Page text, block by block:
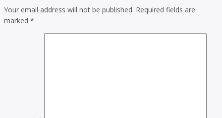
Your email address will not be published. Required fields are
marked *